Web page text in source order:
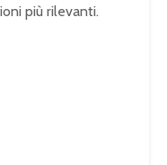
più rilevanti.